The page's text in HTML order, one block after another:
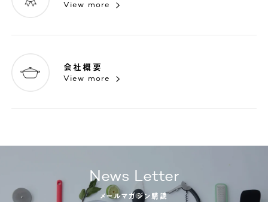
View more
会社概要
View more
News Letter
メールマガジン購読